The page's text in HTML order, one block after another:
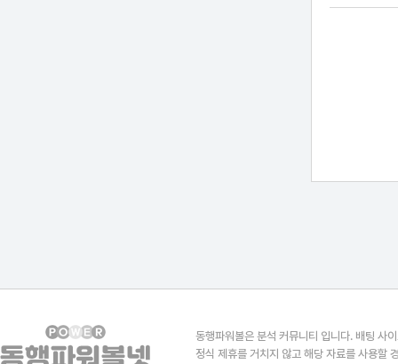
동행파워볼은 분석 커뮤니티 입니다. 배팅 사
정식 제휴를 거치지 않고 해당 자료를 사용할